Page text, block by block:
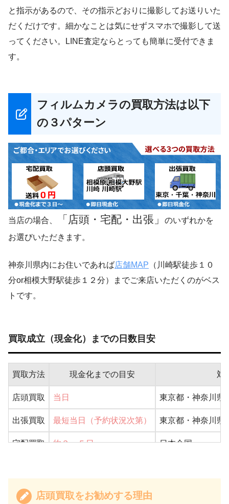
と指示があるので、その指示どおりに撮影してお送りいた
だくだけです。細かなことは気にせずスマホで撮影して送
ってください。LINE査定ならとっても簡単に受付できま
す。
フィルムカメラの買取方法は以下
の３パターン
当店の場合、 「店頭・宅配・出張」
のいずれかを
お選びいただきます。
神奈川県内にお住いであれば店舗MAP （川崎駅徒歩１０
分or相模大野駅徒歩１２分）までご来店いただくのがベス
トです。
買取成立（現金化）までの日数目安
買取方法 現金化までの目安 対
店頭買取 当日 東京都・神奈川県
出張買取 最短当日（予約状況次第） 東京都・神奈川県
宅配買取 約３～５日 日本全国
店頭買取をお勧めする理由